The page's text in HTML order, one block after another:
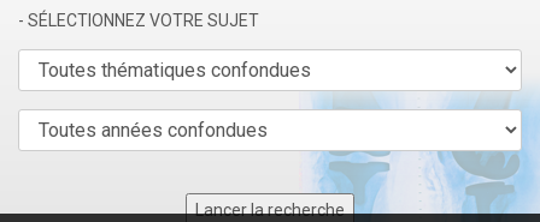
- SÉLECTIONNEZ VOTRE SUJET